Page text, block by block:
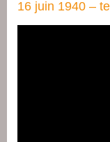
16 juin 1940 –